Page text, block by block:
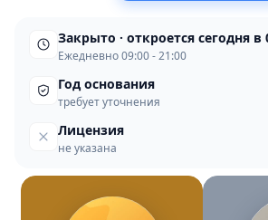
Закрыто · откроется сегодня в
Ежедневно 09:00 - 21:00
Год основания
требует уточнения
Лицензия
не указана